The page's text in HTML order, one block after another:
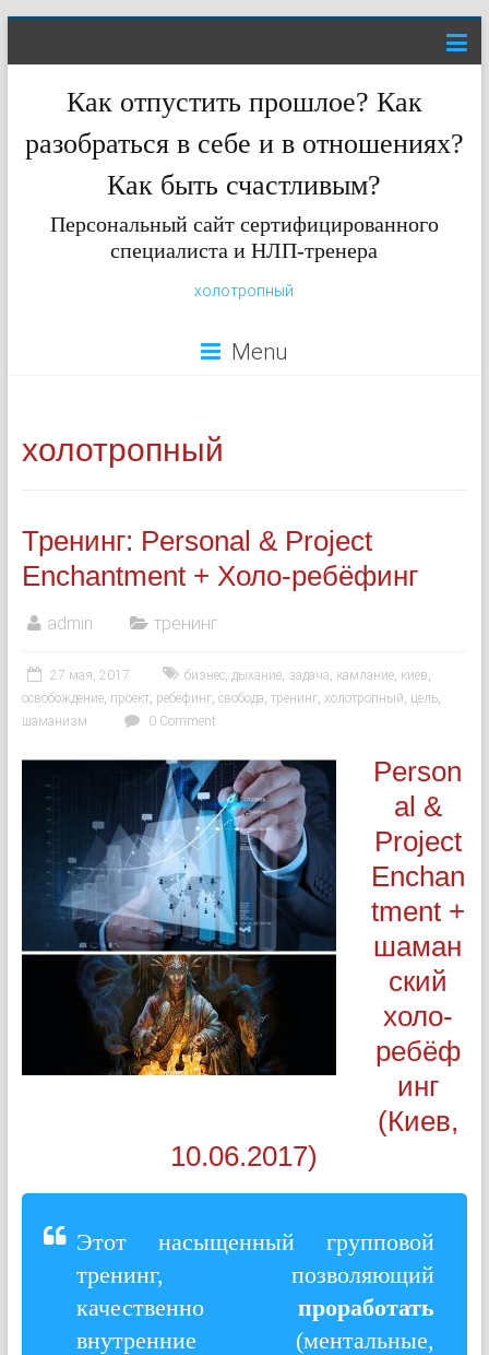
Как отпустить прошлое? Как
разобраться в себе и в отношениях?
Как быть счастливым?
Персональный сайт сертифицированного
специалиста и НЛП-тренера
холотропный
Menu
холотропный
Тренинг: Personal & Project
Enchantment + Холо-ребёфинг
admin тренинг
27 мая, 2017 бизнес, дыхание, задача, камлание, киев,
освобождение, проект, ребёфинг, свобода, тренинг, холотропный, цель,
шаманизм
0 Comment
Person
al &
Project
Enchan
tment +
шаман
ский
холо-
ребёф
инг
(Киев,
10.06.2017)
Этот насыщенный групповой
тренинг, позволяющий
качественнопроработать
внутренние (ментальные,